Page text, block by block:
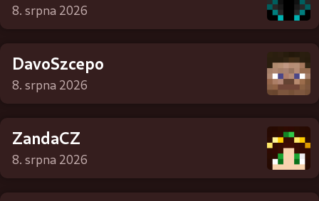
8. srpna 2026
DavoSzcepo
8. srpna 2026
ZandaCZ
8. srpna 2026